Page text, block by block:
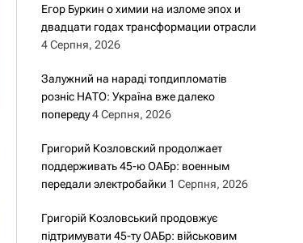
Егор Буркин о химии на изломе эпох и
двадцати годах трансформации отрасли
4 Серпня, 2026
Залужний на нараді топдипломатів
розніс НАТО: Україна вже далеко
попереду 4 Серпня, 2026
Григорий Козловский продолжает
поддерживать 45-ю ОАБр: военным
передали электробайки 1 Серпня, 2026
Григорій Козловський продовжує
підтримувати 45-ту ОАБр: військовим